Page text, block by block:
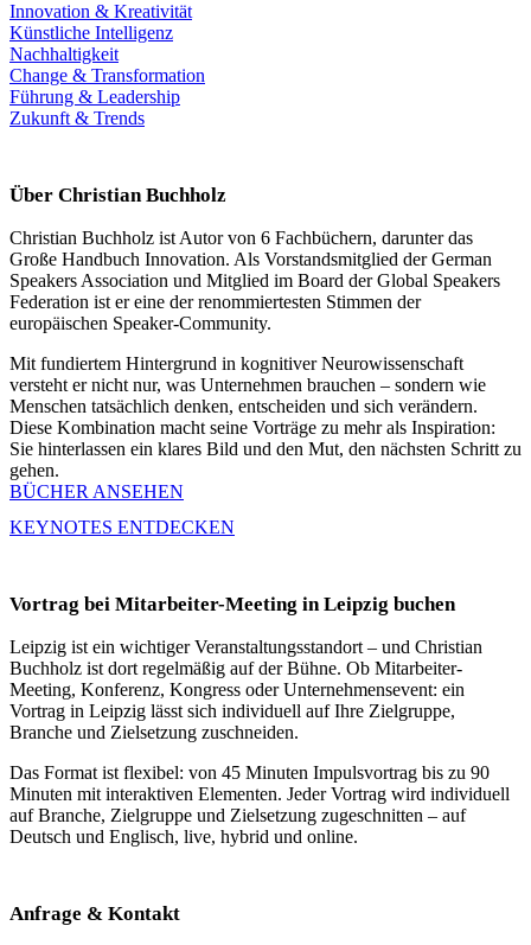
Innovation & Kreativität
Künstliche Intelligenz
Nachhaltigkeit
Change & Transformation
Führung & Leadership
Zukunft & Trends
Über Christian Buchholz
Christian Buchholz ist Autor von 6 Fachbüchern, darunter das
Große Handbuch Innovation. Als Vorstandsmitglied der German
Speakers Association und Mitglied im Board der Global Speakers
Federation ist er eine der renommiertesten Stimmen der
europäischen Speaker-Community.
Mit fundiertem Hintergrund in kognitiver Neurowissenschaft
versteht er nicht nur, was Unternehmen brauchen – sondern wie
Menschen tatsächlich denken, entscheiden und sich verändern.
Diese Kombination macht seine Vorträge zu mehr als Inspiration:
Sie hinterlassen ein klares Bild und den Mut, den nächsten Schritt zu
gehen.
BÜCHER ANSEHEN
KEYNOTES ENTDECKEN
Vortrag bei Mitarbeiter-Meeting in Leipzig buchen
Leipzig ist ein wichtiger Veranstaltungsstandort – und Christian
Buchholz ist dort regelmäßig auf der Bühne. Ob Mitarbeiter-
Meeting, Konferenz, Kongress oder Unternehmensevent: ein
Vortrag in Leipzig lässt sich individuell auf Ihre Zielgruppe,
Branche und Zielsetzung zuschneiden.
Das Format ist flexibel: von 45 Minuten Impulsvortrag bis zu 90
Minuten mit interaktiven Elementen. Jeder Vortrag wird individuell
auf Branche, Zielgruppe und Zielsetzung zugeschnitten – auf
Deutsch und Englisch, live, hybrid und online.
Anfrage & Kontakt